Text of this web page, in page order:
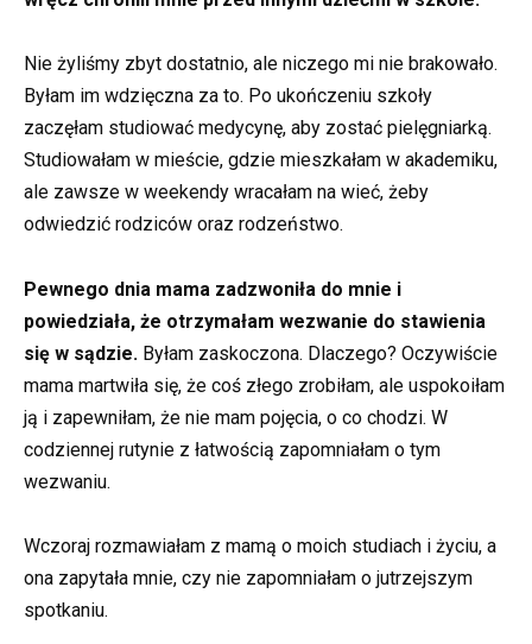
Nie żyliśmy zbyt dostatnio, ale niczego mi nie brakowało.
Byłam im wdzięczna za to. Po ukończeniu szkoły
zaczęłam studiować medycynę, aby zostać pielęgniarką.
Studiowałam w mieście, gdzie mieszkałam w akademiku,
ale zawsze w weekendy wracałam na wieć, żeby
odwiedzić rodziców oraz rodzeństwo.
Pewnego dnia mama zadzwoniła do mnie i
powiedziała, że otrzymałam wezwanie do stawienia
się w sądzie. Byłam zaskoczona. Dlaczego? Oczywiście
mama martwiła się, że coś złego zrobiłam, ale uspokoiłam
ją i zapewniłam, że nie mam pojęcia, o co chodzi. W
codziennej rutynie z łatwością zapomniałam o tym
wezwaniu.
Wczoraj rozmawiałam z mamą o moich studiach i życiu, a
ona zapytała mnie, czy nie zapomniałam o jutrzejszym
spotkaniu.